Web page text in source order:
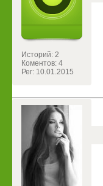
Историй: 2
Коментов: 4
Рег: 10.01.2015